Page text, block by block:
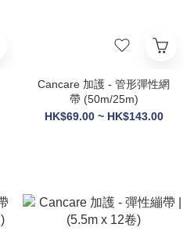
Cancare 加護 - 管形彈性網
帶 (50m/25m)
HK$69.00 ~ HK$143.00